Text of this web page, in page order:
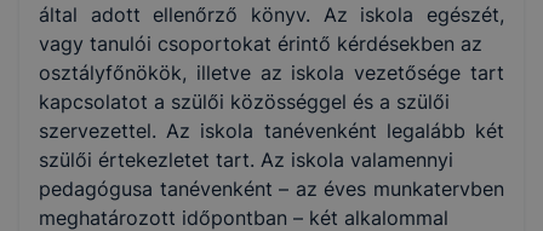
által adott ellenőrző könyv. Az iskola egészét,
vagy tanulói csoportokat érintő kérdésekben az
osztályfőnökök, illetve az iskola vezetősége tart
kapcsolatot a szülői közösséggel és a szülői
szervezettel. Az iskola tanévenként legalább két
szülői értekezletet tart. Az iskola valamennyi
pedagógusa tanévenként – az éves munkatervben
meghatározott időpontban – két alkalommal